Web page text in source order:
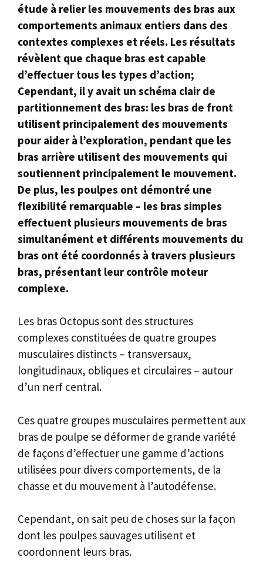
étude à relier les mouvements des bras aux
comportements animaux entiers dans des
contextes complexes et réels. Les résultats
révèlent que chaque bras est capable
d’effectuer tous les types d’action;
Cependant, il y avait un schéma clair de
partitionnement des bras: les bras de front
utilisent principalement des mouvements
pour aider à l’exploration, pendant que les
bras arrière utilisent des mouvements qui
soutiennent principalement le mouvement.
De plus, les poulpes ont démontré une
flexibilité remarquable – les bras simples
effectuent plusieurs mouvements de bras
simultanément et différents mouvements du
bras ont été coordonnés à travers plusieurs
bras, présentant leur contrôle moteur
complexe.
Les bras Octopus sont des structures
complexes constituées de quatre groupes
musculaires distincts – transversaux,
longitudinaux, obliques et circulaires – autour
d’un nerf central.
Ces quatre groupes musculaires permettent aux
bras de poulpe se déformer de grande variété
de façons d’effectuer une gamme d’actions
utilisées pour divers comportements, de la
chasse et du mouvement à l’autodéfense.
Cependant, on sait peu de choses sur la façon
dont les poulpes sauvages utilisent et
coordonnent leurs bras.